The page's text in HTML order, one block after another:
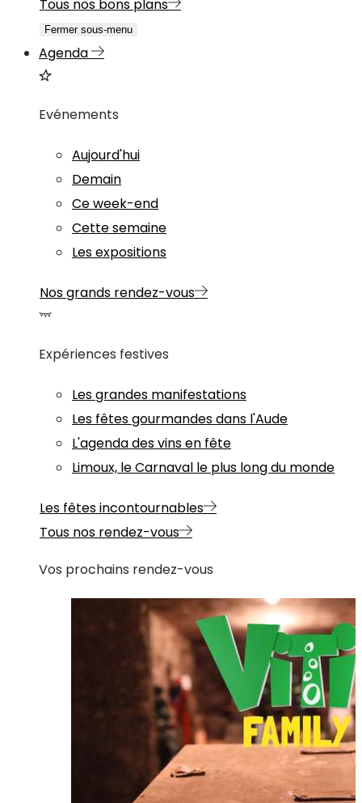
Tous nos bons plans
Fermer sous-menu
Agenda
Evénements
Aujourd'hui
Demain
Ce week-end
Cette semaine
Les expositions
Nos grands rendez-vous
Expériences festives
Les grandes manifestations
Les fêtes gourmandes dans l'Aude
L'agenda des vins en fête
Limoux, le Carnaval le plus long du monde
Les fêtes incontournables
Tous nos rendez-vous
Vos prochains rendez-vous